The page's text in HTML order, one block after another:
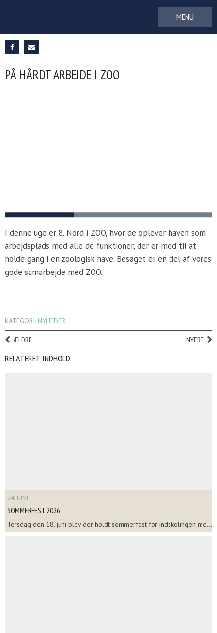
PÅ HÅRDT ARBEJDE I ZOO
I denne uge er 8. Nord i ZOO, hvor de oplever haven som
arbejdsplads med alle de funktioner, der er med til at
holde gang i en zoologisk have. Besøget er en del af vores
gode samarbejde med ZOO.
KATEGORI: NYHEDER
ÆLDRE NYERE
RELATERET INDHOLD
24. JUNI
SOMMERFEST 2026
Torsdag den 18. juni blev der holdt sommerfest for indskolingen me...